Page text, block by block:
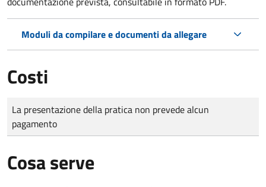
Moduli da compilare e documenti da allegare
Costi
Tipo di pagamento
Importo
La presentazione della pratica non prevede alcun
pagamento
Cosa serve